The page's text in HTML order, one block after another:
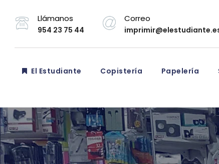
Llámanos
954 23 75 44
Correo
El Estudiante Copistería Papelería